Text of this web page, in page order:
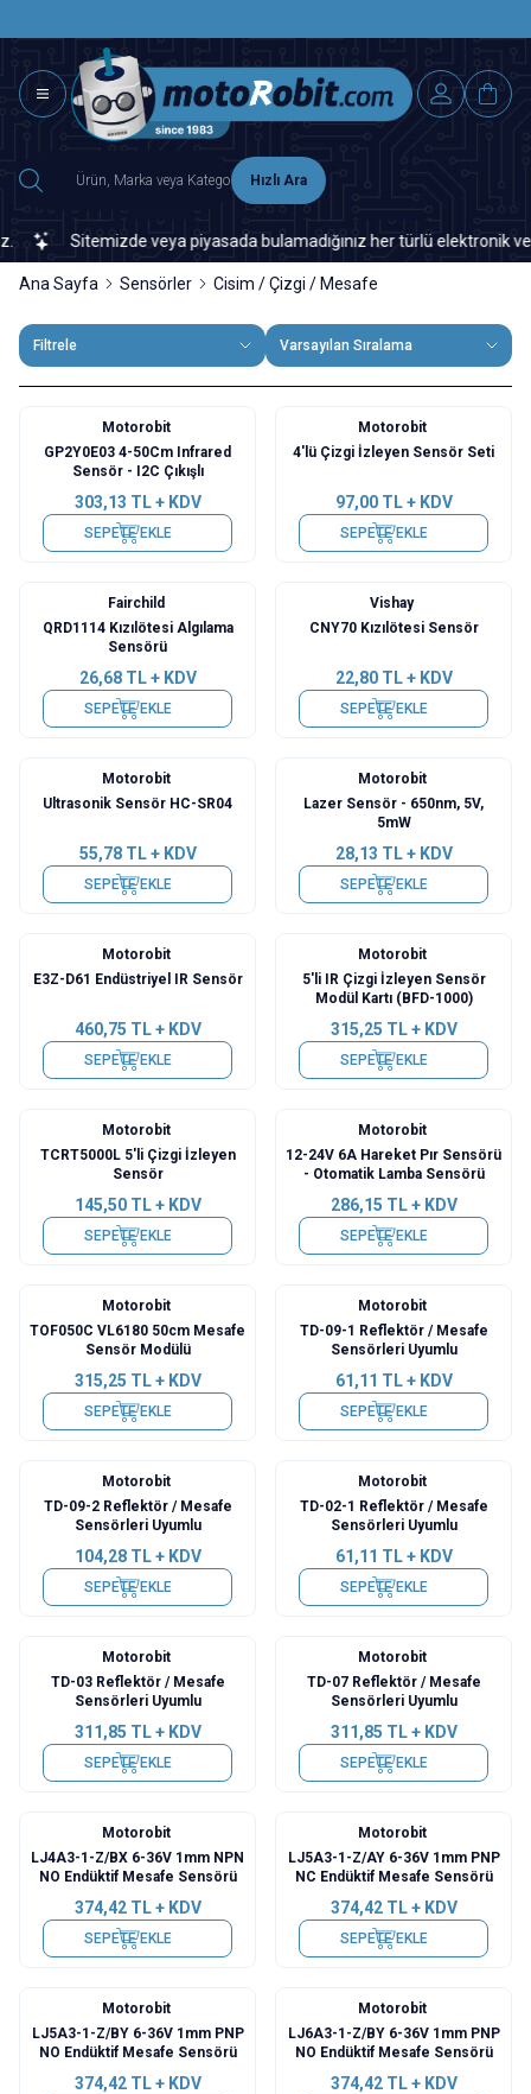
Hızlı Ara
Sitemizde veya piyasada bulamadığınız her türlü elektronik ve
Ana Sayfa Sensörler Cisim / Çizgi / Mesafe
Filtrele Varsayılan Sıralama
Motorobit
GP2Y0E03 4-50Cm Infrared
Sensör - I2C Çıkışlı
303,13 TL + KDV
SEPETE EKLE
Motorobit
4'lü Çizgi İzleyen Sensör Seti
97,00TL + KDV
SEPETE EKLE
Fairchild
QRD1114 Kızılötesi Algılama
Sensörü
26,68TL + KDV
SEPETE EKLE
Vishay
CNY70 Kızılötesi Sensör
22,80TL + KDV
SEPETE EKLE
Motorobit
Ultrasonik Sensör HC-SR04
55,78TL + KDV
SEPETE EKLE
Motorobit
Lazer Sensör - 650nm, 5V,
5mW
28,13 TL + KDV
SEPETE EKLE
Motorobit
E3Z-D61 Endüstriyel IR Sensör
460,75 TL + KDV
SEPETE EKLE
Motorobit
5'li IR Çizgi İzleyen Sensör
Modül Kartı (BFD-1000)
315,25 TL + KDV
SEPETE EKLE
Motorobit
TCRT5000L 5'li Çizgi İzleyen
Sensör
145,50TL + KDV
SEPETE EKLE
Motorobit
12-24V 6A Hareket Pır Sensörü
- Otomatik Lamba Sensörü
286,15 TL + KDV
SEPETE EKLE
Motorobit
TOF050C VL6180 50cm Mesafe
Sensör Modülü
315,25 TL + KDV
SEPETE EKLE
Motorobit
TD-09-1 Reflektör / Mesafe
Sensörleri Uyumlu
61,11 TL + KDV
SEPETE EKLE
Motorobit
TD-09-2 Reflektör / Mesafe
Sensörleri Uyumlu
104,28TL + KDV
SEPETE EKLE
Motorobit
TD-02-1 Reflektör / Mesafe
Sensörleri Uyumlu
61,11 TL + KDV
SEPETE EKLE
Motorobit
TD-03 Reflektör / Mesafe
Sensörleri Uyumlu
311,85 TL + KDV
SEPETE EKLE
Motorobit
TD-07 Reflektör / Mesafe
Sensörleri Uyumlu
311,85 TL + KDV
SEPETE EKLE
Motorobit
LJ4A3-1-Z/BX 6-36V 1mm NPN
NO Endüktif Mesafe Sensörü
374,42TL + KDV
SEPETE EKLE
Motorobit
LJ5A3-1-Z/AY 6-36V 1mm PNP
NC Endüktif Mesafe Sensörü
374,42TL + KDV
SEPETE EKLE
Motorobit
LJ5A3-1-Z/BY 6-36V 1mm PNP
NO Endüktif Mesafe Sensörü
374,42TL + KDV
Motorobit
LJ6A3-1-Z/BY 6-36V 1mm PNP
NO Endüktif Mesafe Sensörü
374,42TL + KDV